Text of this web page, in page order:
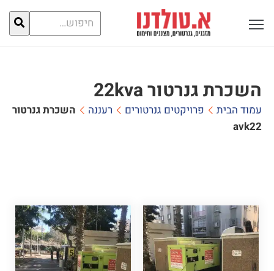
חיפוש
עבור:
פתח תפריט ראשי לתצוגה
השכרת גנרטור 22kva
עמוד הבית פרויקטים גנרטורים רעננה
השכרת גנרטור
22kva